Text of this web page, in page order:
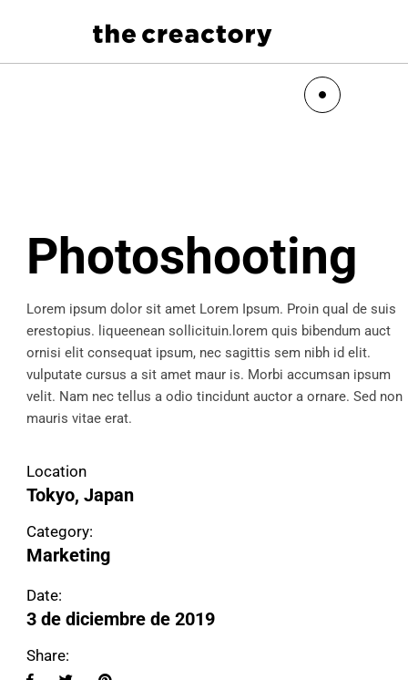
Photoshooting
Lorem ipsum dolor sit amet Lorem Ipsum. Proin qual de suis
erestopius. liqueenean sollicituin.lorem quis bibendum auct
ornisi elit consequat ipsum, nec sagittis sem nibh id elit.
vulputate cursus a sit amet maur is. Morbi accumsan ipsum
velit. Nam nec tellus a odio tincidunt auctor a ornare. Sed non
mauris vitae erat.
Location
Tokyo, Japan
Category:
Marketing
Date:
3 de diciembre de 2019
Share: